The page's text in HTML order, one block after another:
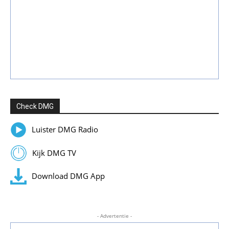
Check DMG
Luister DMG Radio
Kijk DMG TV
Download DMG App
- Advertentie -